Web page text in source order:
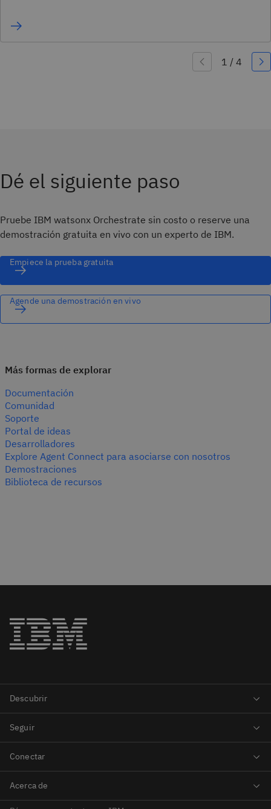
Dé el siguiente paso
Pruebe IBM watsonx Orchestrate sin costo o reserve una
demostración gratuita en vivo con un experto de IBM.
Empiece la prueba gratuita
Agende una demostración en vivo
Más formas de explorar
Documentación
Comunidad
Soporte
Portal de ideas
Desarrolladores
Explore Agent Connect para asociarse con nosotros
Demostraciones
Biblioteca de recursos